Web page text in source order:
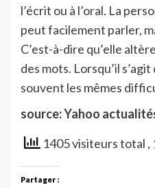
l’écrit ou à l’oral. La
peut facilement parler,
C’est-à-dire qu’elle
des mots. Lorsqu’il
souvent les mêmes
source: Yahoo
1405 visiteurs total ,
Partager :